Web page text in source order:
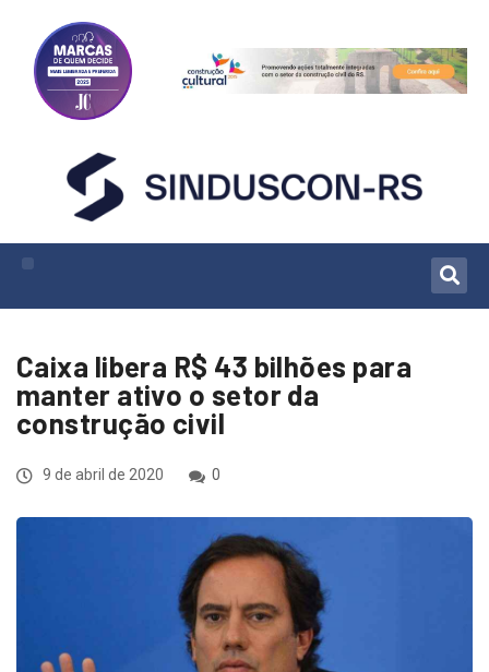
Caixa libera R$ 43 bilhões para
manter ativo o setor da
construção civil
9 de abril de 2020 0